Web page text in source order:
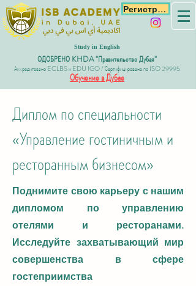
Регистрация
Study in English
ОДОБРЕНО KHDA "Правительство Дубая"
Аккредитовано ECLBS и EDU IGO / Сертифицировано по ISO 29995
Обучение в Дубае
Диплом по специальности
«Управление гостиничным и
ресторанным бизнесом»
Поднимите свою карьеру с нашим
дипломом по управлению
отелями и ресторанами.
Исследуйте захватывающий мир
совершенства в сфере
гостеприимства